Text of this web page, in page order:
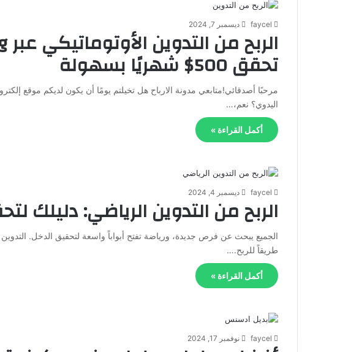
faycel ديسمبر 7, 2024
تحقق 500$ شهريًا بسهولة
مرحبًا أصدقائي!متابعي مدونة الارباح هل تخيلتم يومًا أن يكون لديكم موقع
اليدوي؟ نعم،…
أكمل القراءة »
faycel ديسمبر 4, 2024
الربح من التدوين الرياضي: دليلك
الجميع يبحث عن فرص جديدة، ورياضة تفتح أبواباً واسعة لتحقيق الدخل.
طريقاً للربح.…
أكمل القراءة »
faycel نوفمبر 17, 2024